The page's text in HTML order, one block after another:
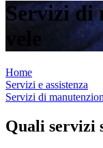
Servizi di
vele
Home
Servizi e assistenza
Servizi di
Quali servizi